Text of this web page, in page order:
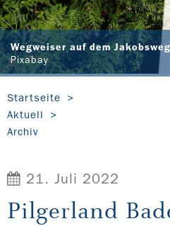
Wegweiser auf dem Jakobsweg
Pixabay
Startseite
Aktuell
Archiv
21. Juli 2022
Pilgerland